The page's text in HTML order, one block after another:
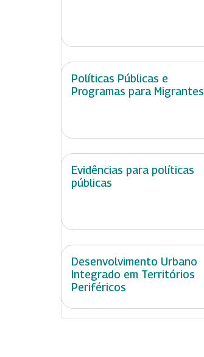
Políticas Públicas e
Programas para Migrantes
Evidências para políticas
públicas
Desenvolvimento Urbano
Integrado em Territórios
Periféricos